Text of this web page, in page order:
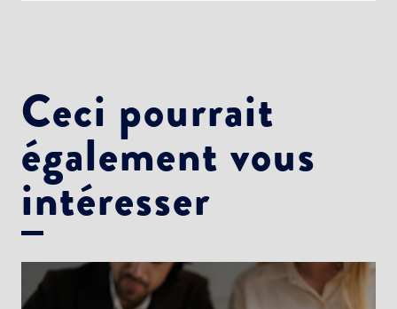
Ceci pourrait
également vous
intéresser